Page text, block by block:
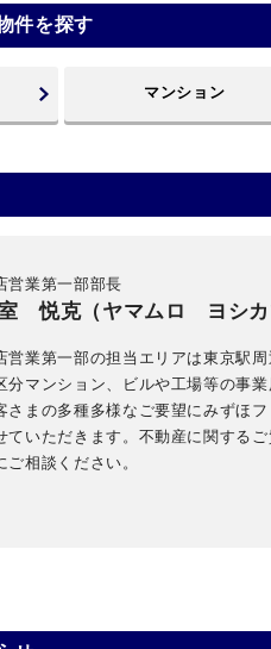
件を探す
マンション
営業第一部部長
悦克（ヤマムロ ヨシカ
営業第一部の担当エリアは東京駅
分マンション、ビルや工場等の事
さまの多種多様なご要望にみずほ
ていただきます。不動産に関する
ご相談ください。